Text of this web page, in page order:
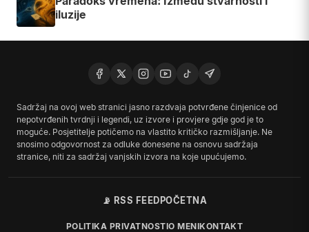
IZDVOJENO NAJNOVIJE
susret?
Jeste li vi "ljudi sa površine"?
Pleme Dogoni i zvijezda Sirius